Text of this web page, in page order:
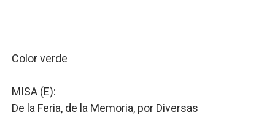
Ministerio de Cultura anuncia ganadores de Premios
Color verde
MISA (E):
De la Feria, de la Memoria, por Diversas